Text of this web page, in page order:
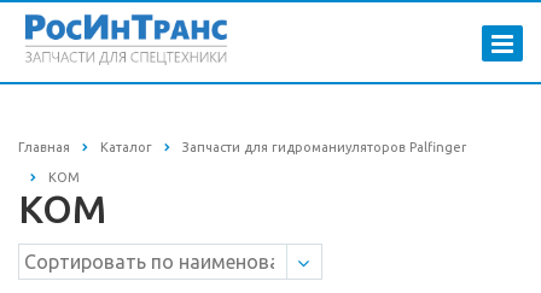
Главная Каталог Запчасти для гидроманиуляторов Palfinger
КОМ
КОМ